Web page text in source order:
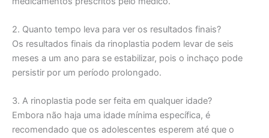
2. Quanto tempo leva para ver os resultados finais?
Os resultados finais da rinoplastia podem levar de seis
meses a um ano para se estabilizar, pois o inchaço pode
persistir por um período prolongado.
3. A rinoplastia pode ser feita em qualquer idade?
Embora não haja uma idade mínima específica, é
recomendado que os adolescentes esperem até que o